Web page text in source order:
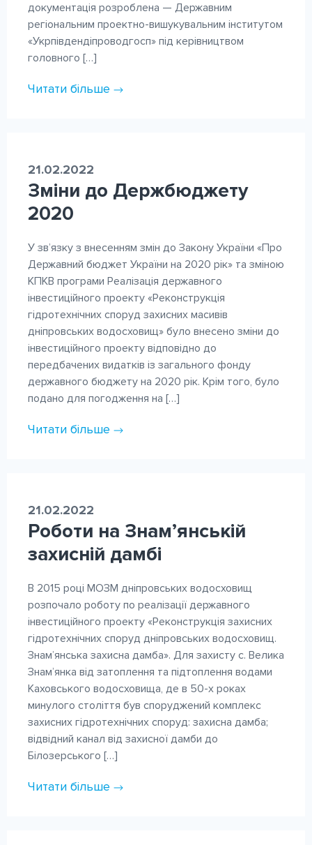
документація розроблена — Державним
регіональним проектно-вишукувальним інститутом
«Укрпівдендіпроводгосп» під керівництвом
головного […]
Читати більше
21.02.2022
Зміни до Держбюджету
2020
У зв’язку з внесенням змін до Закону України «Про
Державний бюджет України на 2020 рік» та зміною
КПКВ програми Реалізація державного
інвестиційного проекту «Реконструкція
гідротехнічних споруд захисних масивів
дніпровських водосховищ» було внесено зміни до
інвестиційного проекту відповідно до
передбачених видатків із загального фонду
державного бюджету на 2020 рік. Крім того, було
подано для погодження на […]
Читати більше
21.02.2022
Роботи на Знам’янській
захисній дамбі
В 2015 році МОЗМ дніпровських водосховищ
розпочало роботу по реалізації державного
інвестиційного проекту «Реконструкція захисних
гідротехнічних споруд дніпровських водосховищ.
Знам’янська захисна дамба». Для захисту с. Велика
Знам’янка від затоплення та підтоплення водами
Каховського водосховища, де в 50-х роках
минулого століття був споруджений комплекс
захисних гідротехнічних споруд: захисна дамба;
відвідний канал від захисної дамби до
Білозерського […]
Читати більше